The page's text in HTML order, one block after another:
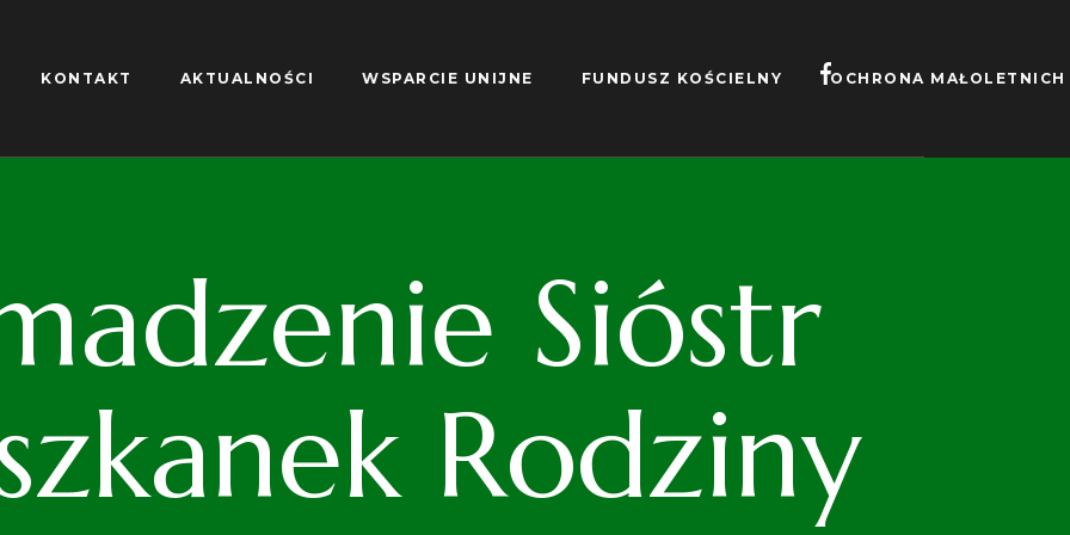
KONTAKT AKTUALNOŚCI WSPARCIE UNIJNE FUNDUSZ KOŚCIELNY OCHRONA MAŁOLETNICH
Sióstr
Rodziny